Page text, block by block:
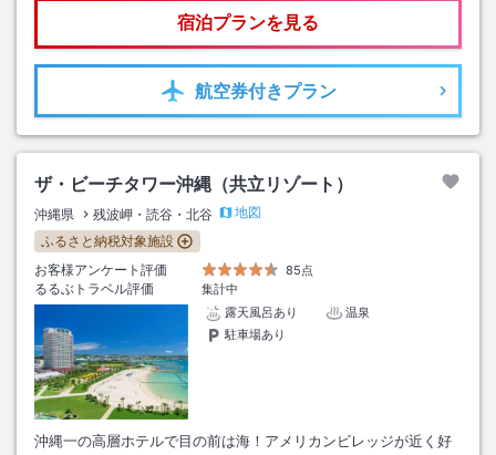
宿泊プランを見る
航空券付きプラン
ザ・ビーチタワー沖縄（共立リゾート）
沖縄県 残波岬・読谷・北谷
地図
ふるさと納税対象施設
お客様アンケート評価
85点
るるぶトラベル評価
集計中
露天風呂あり
温泉
駐車場あり
沖縄一の高層ホテルで目の前は海！アメリカンビレッジが近く好